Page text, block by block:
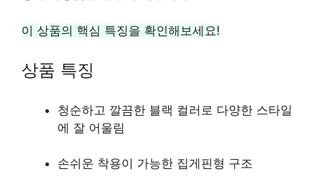
이 상품의 핵심 특징을 확인해보세요!
상품 특징
청순하고 깔끔한 블랙 컬러로 다양한 스타일
에 잘 어울림
손쉬운 착용이 가능한 집게핀형 구조